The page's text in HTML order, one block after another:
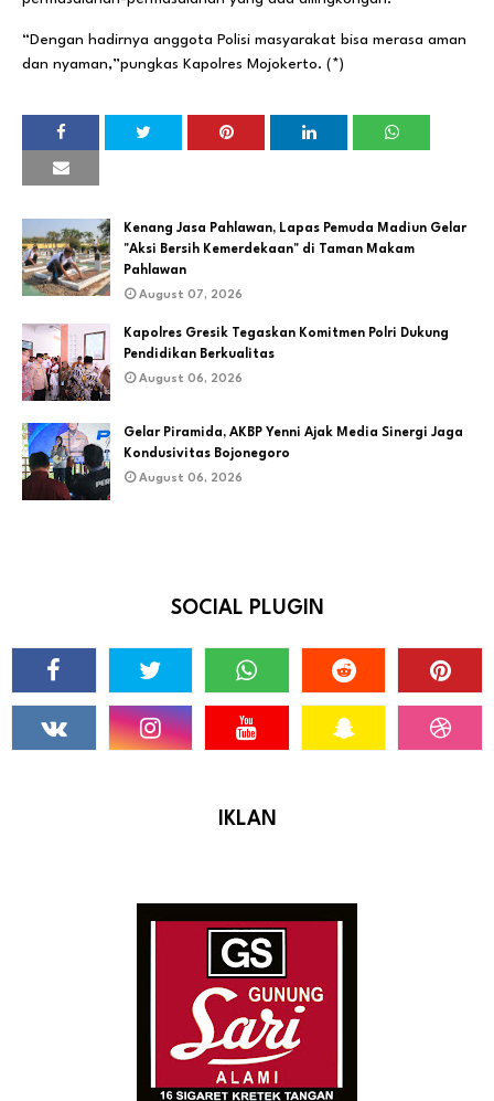
“Dengan hadirnya anggota Polisi masyarakat bisa merasa aman
dan nyaman,”pungkas Kapolres Mojokerto. (*)
Kenang Jasa Pahlawan, Lapas Pemuda Madiun Gelar
"Aksi Bersih Kemerdekaan" di Taman Makam
Pahlawan
August 07, 2026
Kapolres Gresik Tegaskan Komitmen Polri Dukung
Pendidikan Berkualitas
August 06, 2026
Gelar Piramida, AKBP Yenni Ajak Media Sinergi Jaga
Kondusivitas Bojonegoro
August 06, 2026
SOCIAL PLUGIN
IKLAN